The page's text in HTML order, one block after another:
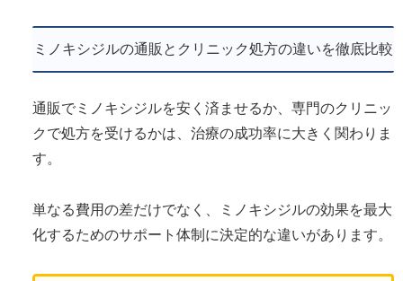
ミノキシジルの通販とクリニック処方の違いを徹底比較
通販でミノキシジルを安く済ませるか、専門のクリニッ
クで処方を受けるかは、治療の成功率に大きく関わりま
す。
単なる費用の差だけでなく、ミノキシジルの効果を最大
化するためのサポート体制に決定的な違いがあります。